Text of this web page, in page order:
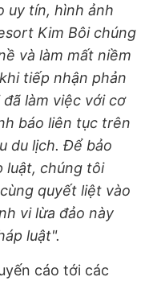
uy tín, hình ảnh
Kim Bôi chúng
và làm mất niềm
tiếp nhận phản
làm việc với cơ
báo liên tục trên
du lịch. Để bảo
luật, chúng tôi
quyết liệt vào
vi lừa đảo này
luật".
cáo tới các